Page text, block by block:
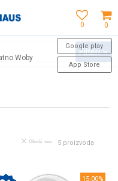
0
0
Woby
Google play
App Store
KUPOVINU!
Filteri
5 proizvoda
Obriši sve
15,00%